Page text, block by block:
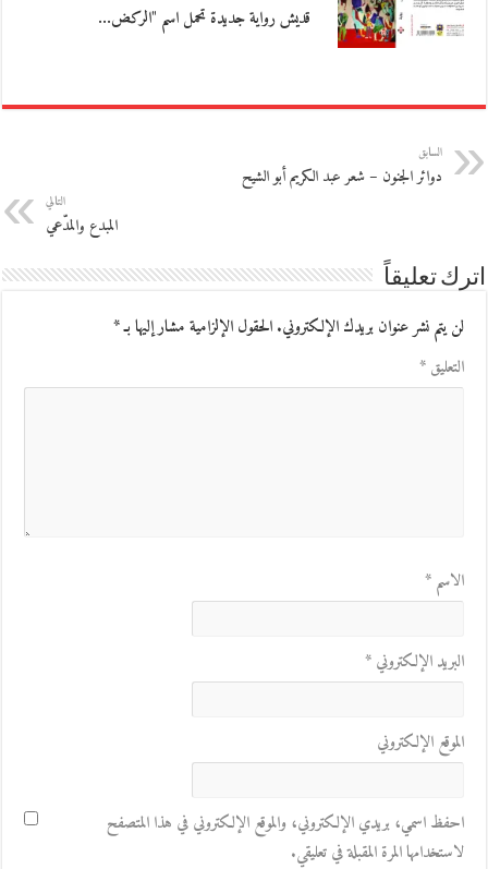
قديش رواية جديدة تحمل اسم "الركض…
السابق
دوائر الجنون – شعر عبد الكريم أبو الشيح
التالي
المبدع والمدّعي
اترك تعليقاً
لن يتم نشر عنوان بريدك الإلكتروني.الحقول الإلزامية مشار إليها بـ*
التعليق*
الاسم*
البريد الإلكتروني*
الموقع الإلكتروني
احفظ اسمي، بريدي الإلكتروني، والموقع الإلكتروني في هذا المتصفح
لاستخدامها المرة المقبلة في تعليقي.